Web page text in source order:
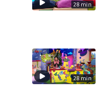
28 min
28 min